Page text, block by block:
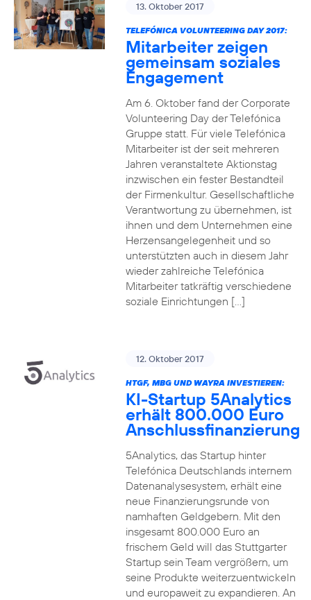
13. Oktober 2017
TELEFÓNICA VOLUNTEERING DAY 2017:
Mitarbeiter zeigen
gemeinsam soziales
Engagement
Am 6. Oktober fand der Corporate
Volunteering Day der Telefónica
Gruppe statt. Für viele Telefónica
Mitarbeiter ist der seit mehreren
Jahren veranstaltete Aktionstag
inzwischen ein fester Bestandteil
der Firmenkultur. Gesellschaftliche
Verantwortung zu übernehmen, ist
ihnen und dem Unternehmen eine
Herzensangelegenheit und so
unterstützten auch in diesem Jahr
wieder zahlreiche Telefónica
Mitarbeiter tatkräftig verschiedene
soziale Einrichtungen […]
12. Oktober 2017
HTGF, MBG UND WAYRA INVESTIEREN:
KI-Startup 5Analytics
erhält 800.000 Euro
Anschlussfinanzierung
5Analytics, das Startup hinter
Telefónica Deutschlands internem
Datenanalysesystem, erhält eine
neue Finanzierungsrunde von
namhaften Geldgebern. Mit den
insgesamt 800.000 Euro an
frischem Geld will das Stuttgarter
Startup sein Team vergrößern, um
seine Produkte weiterzuentwickeln
und europaweit zu expandieren. An